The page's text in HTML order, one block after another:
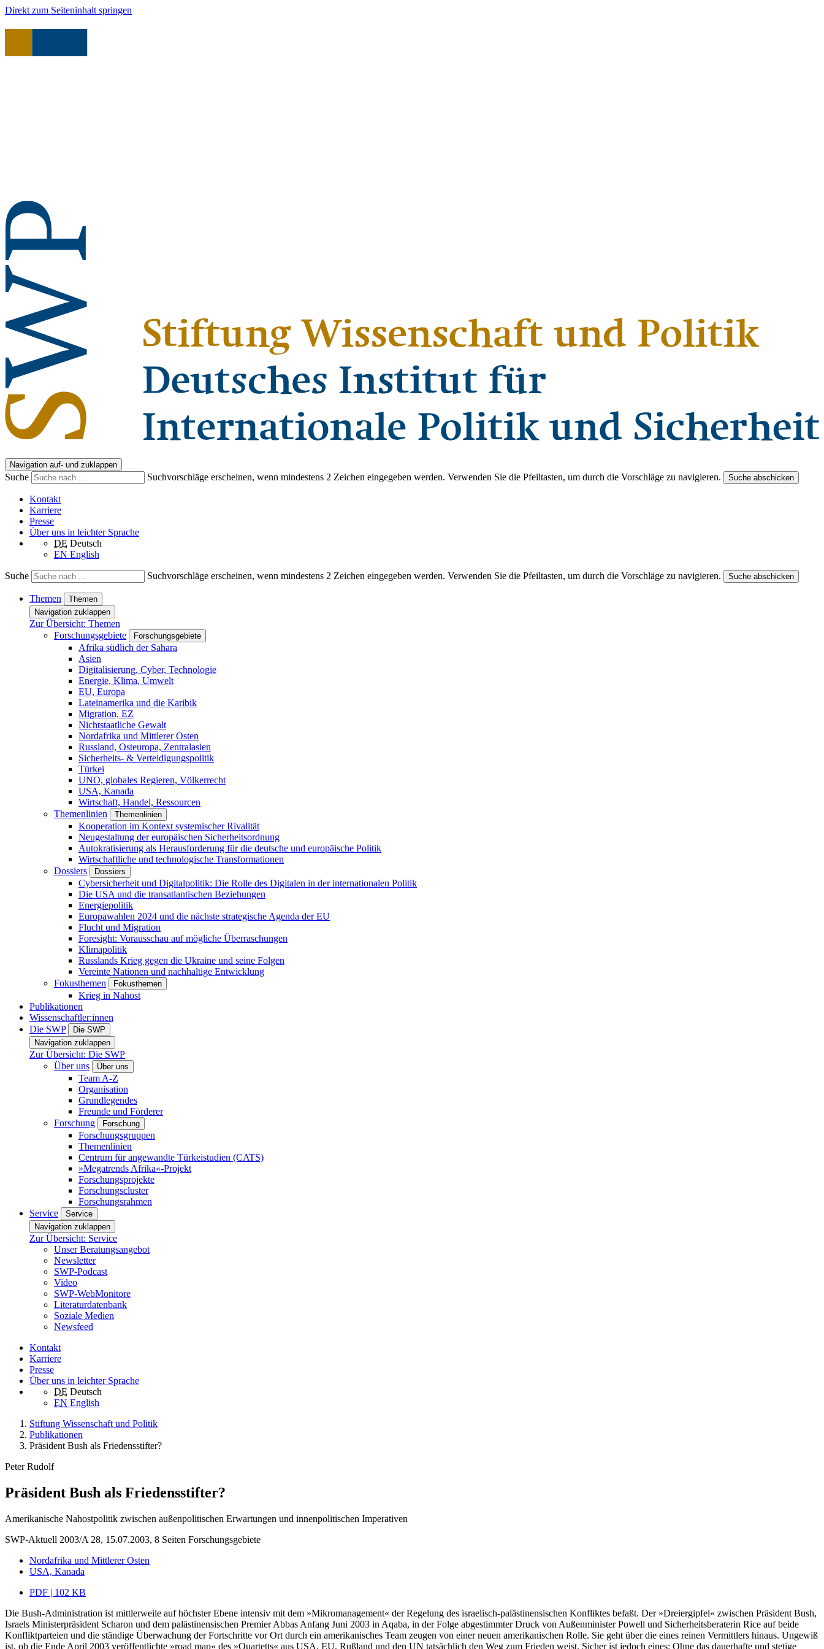
Direkt zum Seiteninhalt springen
Navigation auf- und zuklappen
Suche Suchvorschläge erscheinen, wenn mindestens 2 Zeichen eingegeben werden. Verwenden Sie die Pfeiltasten, um durch die Vorschläge zu navigieren. Suche abschicken
Kontakt
Karriere
Presse
Über uns in leichter Sprache
DE Deutsch
EN English
Suche Suchvorschläge erscheinen, wenn mindestens 2 Zeichen eingegeben werden. Verwenden Sie die Pfeiltasten, um durch die Vorschläge zu navigieren. Suche abschicken
Themen
Themen
Navigation zuklappen
Zur Übersicht: Themen
Forschungsgebiete
Forschungsgebiete
Afrika südlich der Sahara
Asien
Digitalisierung, Cyber, Technologie
Energie, Klima, Umwelt
EU, Europa
Lateinamerika und die Karibik
Migration, EZ
Nichtstaatliche Gewalt
Nordafrika und Mittlerer Osten
Russland, Osteuropa, Zentralasien
Sicherheits- & Verteidigungspolitik
Türkei
UNO, globales Regieren, Völkerrecht
USA, Kanada
Wirtschaft, Handel, Ressourcen
Themenlinien
Themenlinien
Kooperation im Kontext systemischer Rivalität
Neugestaltung der europäischen Sicherheitsordnung
Autokratisierung als Herausforderung für die deutsche und europäische Politik
Wirtschaftliche und technologische Transformationen
Dossiers
Dossiers
Cybersicherheit und Digitalpolitik: Die Rolle des Digitalen in der internationalen Politik
Die USA und die transatlantischen Beziehungen
Energiepolitik
Europawahlen 2024 und die nächste strategische Agenda der EU
Flucht und Migration
Foresight: Vorausschau auf mögliche Überraschungen
Klimapolitik
Russlands Krieg gegen die Ukraine und seine Folgen
Vereinte Nationen und nachhaltige Entwicklung
Fokusthemen
Fokusthemen
Krieg in Nahost
Publikationen
Wissenschaftler:innen
Die SWP
Die SWP
Navigation zuklappen
Zur Übersicht: Die SWP
Über uns
Über uns
Team A-Z
Organisation
Grundlegendes
Freunde und Förderer
Forschung
Forschung
Forschungsgruppen
Themenlinien
Centrum für angewandte Türkeistudien (CATS)
»Megatrends Afrika«-Projekt
Forschungsprojekte
Forschungscluster
Forschungsrahmen
Service
Service
Navigation zuklappen
Zur Übersicht: Service
Unser Beratungsangebot
Newsletter
SWP-Podcast
Video
SWP-WebMonitore
Literaturdatenbank
Soziale Medien
Newsfeed
Kontakt
Karriere
Presse
Über uns in leichter Sprache
DE Deutsch
EN English
Stiftung Wissenschaft und Politik
Publikationen
Präsident Bush als Friedensstifter?
Peter Rudolf
Präsident Bush als Friedensstifter?
Amerikanische Nahostpolitik zwischen außenpolitischen Erwartungen und innenpolitischen Imperativen
SWP-Aktuell 2003/A 28, 15.07.2003, 8 Seiten Forschungsgebiete
Nordafrika und Mittlerer Osten
USA, Kanada
PDF | 102 KB
Die Bush-Administration ist mittlerweile auf höchster Ebene intensiv mit dem »Mikromanagement« der Regelung des israelisch-palästinensischen Konfliktes befaßt. Der »Dreiergipfel« zwischen Präsident Bush,
Israels Ministerpräsident Scharon und dem palästinensischen Premier Abbas Anfang Juni 2003 in Aqaba, in der Folge abgestimmter Druck von Außenminister Powell und Sicherheitsberaterin Rice auf beide
Konfliktparteien und die ständige Überwachung der Fortschritte vor Ort durch ein amerikanisches Team zeugen von einer neuen amerikanischen Rolle. Sie geht über die eines reinen Vermittlers hinaus. Ungewiß
ist, ob die Ende April 2003 veröffentlichte »road map« des »Quartetts« aus USA, EU, Rußland und den UN tatsächlich den Weg zum Frieden weist. Sicher ist jedoch eines: Ohne das dauerhafte und stetige